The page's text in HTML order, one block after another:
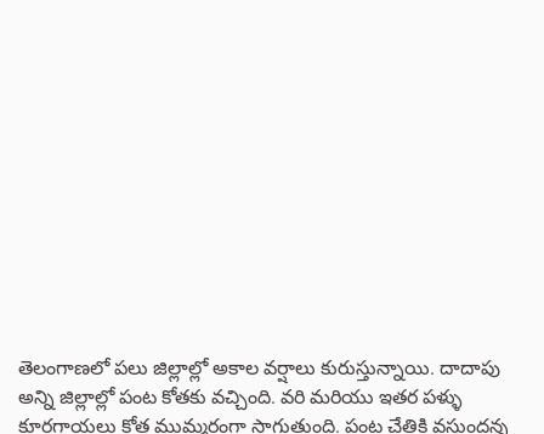
తెలంగాణలో పలు జిల్లాల్లో అకాల వర్షాలు కురుస్తున్నాయి. దాదాపు
అన్ని జిల్లాల్లో పంట కోతకు వచ్చింది. వరి మరియు ఇతర పళ్ళు
కూరగాయలు కోత ముమ్మరంగా సాగుతుంది. పంట చేతికి వస్తుందన్న